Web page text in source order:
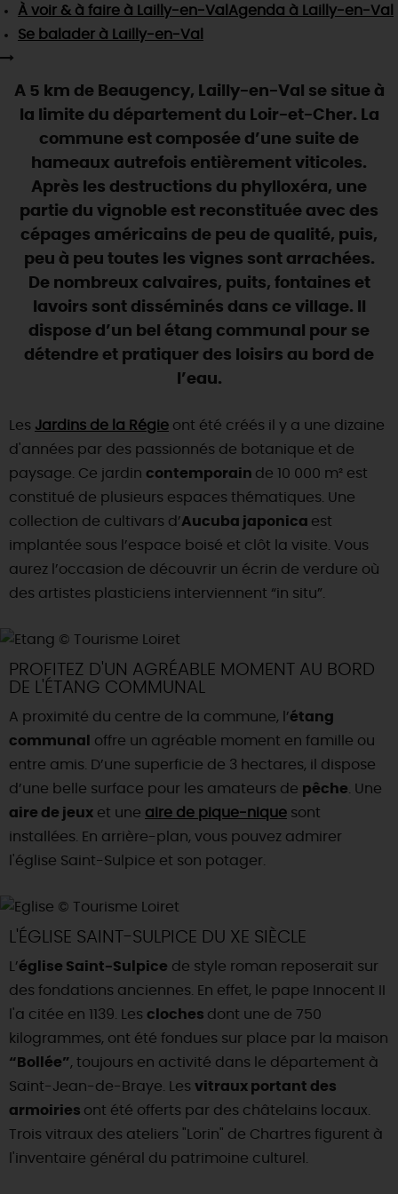
TOUTES LES ACTIVITÉS
Visitesgourmandesetcréatives
Vins etvignobles
Par ici lesguinguettes
Que rapporter du Loiret ?
La Route des Métiers d'Art
TOUT L'ART DE VIVRE
Des vacances auprès des animaux 🐎
Expérimenter les parcours Baludik🕵️
Une saison de festivals 🎉
Rendez-vous de la nature en 2026
Des sorties en famille dans le Loiret !
Programme des animations "Loiret au fil de l'eau"
2026
Où sortir ?
AUJOURD'HUI
DEMAIN
CE WEEK-END
CETTE SEMAINE
TOUT L'AGENDA
SE REPÉRER,SE DÉPLACER
RÉSERVERMAINTENANT
À voir & à faire à Lailly-en-Val Agenda à Lailly-en-Val
Se balader à Lailly-en-Val
A 5 km de Beaugency, Lailly-en-Val se situe à
la limite du département du Loir-et-Cher. La
commune est composée d’une suite de
hameaux autrefois entièrement viticoles.
Après les destructions du phylloxéra, une
partie du vignoble est reconstituée avec des
cépages américains de peu de qualité, puis,
peu à peu toutes les vignes sont arrachées.
De nombreux calvaires, puits, fontaines et
lavoirs sont disséminés dans ce village. Il
dispose d’un bel étang communal pour se
détendre et pratiquer des loisirs au bord de
l’eau.
Les Jardins de la Régie ont été créés il y a une dizaine
d'années par des passionnés de botanique et de
paysage. Ce jardin contemporain de 10 000 m² est
constitué de plusieurs espaces thématiques. Une
collection de cultivars d’Aucuba japonica est
implantée sous l’espace boisé et clôt la visite. Vous
aurez l’occasion de découvrir un écrin de verdure où
des artistes plasticiens interviennent “in situ”.
PROFITEZ D'UN AGRÉABLE MOMENT AU BORD
DE L'ÉTANG COMMUNAL
A proximité du centre de la commune, l’étang
communal
offre un agréable moment en famille ou
entre amis. D’une superficie de 3 hectares, il dispose
d’une belle surface pour les amateurs de pêche . Une
aire de jeux et une aire de pique-nique sont
installées. En arrière-plan, vous pouvez admirer
l'église Saint-Sulpice et son potager.
L'ÉGLISE SAINT-SULPICE DU XE SIÈCLE
L’église Saint-Sulpice de style roman reposerait sur
des fondations anciennes. En effet, le pape Innocent II
l'a citée en 1139. Les cloches dont une de 750
kilogrammes, ont été fondues sur place par la maison
“Bollée”, toujours en activité dans le département à
Saint-Jean-de-Braye. Les vitraux portant des
armoiries ont été offerts par des châtelains locaux.
Trois vitraux des ateliers "Lorin" de Chartres figurent à
l'inventaire général du patrimoine culturel.